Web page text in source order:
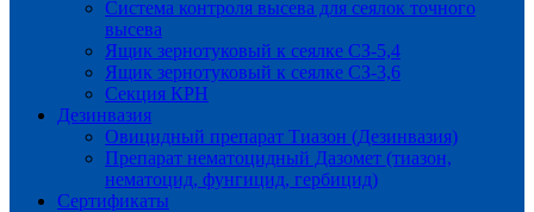
Система контроля высева для сеялок точного
высева
Ящик зернотуковый к сеялке СЗ-5,4
Ящик зернотуковый к сеялке СЗ-3,6
Секция КРН
Дезинвазия
Овицидный препарат Тиазон (Дезинвазия)
Препарат нематоцидный Дазомет (тиазон,
нематоцид, фунгицид, гербицид)
Сертификаты